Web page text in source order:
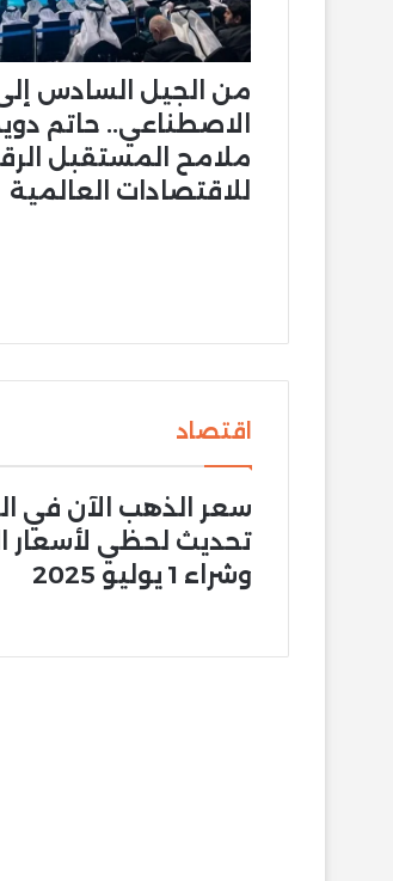
من الجيل السادس إلى
الاصطناعي.. حاتم
ملامح المستقبل
للاقتصادات العالمية
اقتصاد
سعر الذهب الآن في
تحديث لحظي لأسعار
وشراء 1 يوليو 2025